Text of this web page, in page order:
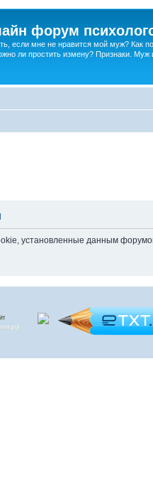
форум
если мне не нравится мой муж? Как
ли простить измену? Признаки. Муж
установленные данным